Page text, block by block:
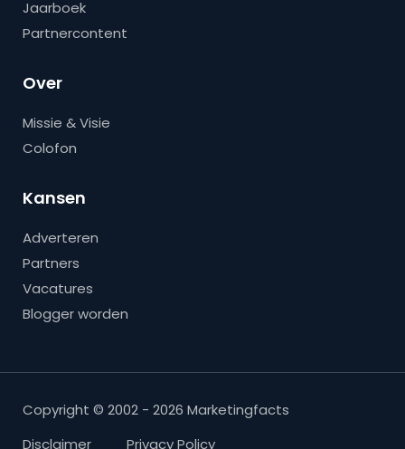
Jaarboek
Partnercontent
Over
Missie & Visie
Colofon
Kansen
Adverteren
Partners
Vacatures
Blogger worden
Copyright © 2002 - 2026 Marketingfacts
Disclaimer
Privacy Policy